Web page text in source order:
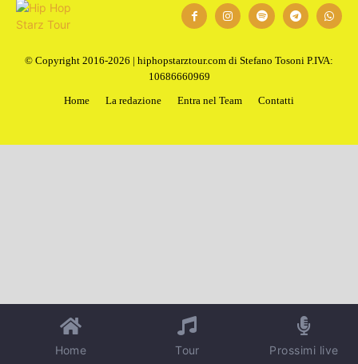
© Copyright 2016-2026 | hiphopstarztour.com di Stefano Tosoni P.IVA:
10686660969
Home
La redazione Entra nel Team Contatti
Home Tour Prossimi live